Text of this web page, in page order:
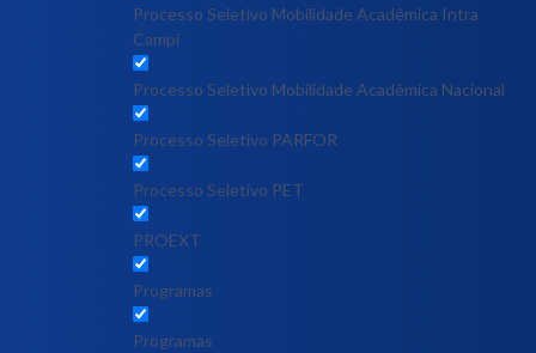
Processo Seletivo Mobilidade Acadêmica Intra
Campi
Processo Seletivo Mobilidade Acadêmica Nacional
Processo Seletivo PARFOR
Processo Seletivo PET
PROEXT
Programas
Programas